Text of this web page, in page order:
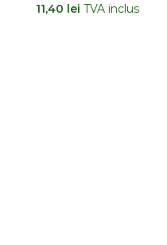
11,40 lei TVA inclus